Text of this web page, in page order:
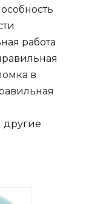
работа
в
другие